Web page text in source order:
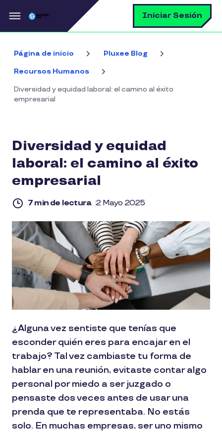
Pasar al contenido principal Iniciar Sesión
Página de inicio Pluxee Blog
Recursos Humanos
Diversidad y equidad laboral: el camino al éxito
empresarial
Diversidad y equidad
laboral: el camino al éxito
empresarial
7 min de lectura 2 Mayo 2025
¿Alguna vez sentiste que tenías que
esconder quién eres para encajar en el
trabajo? Tal vez cambiaste tu forma de
hablar en una reunión, evitaste contar algo
personal por miedo a ser juzgado o
pensaste dos veces antes de usar una
prenda que te representaba. No estás
solo. En muchas empresas, ser uno mismo